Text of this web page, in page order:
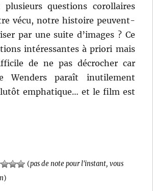
questions corollaires
vécu, notre histoire peuvent-
par une suite d’images ? Ce
intéressantes à priori mais
de ne pas décrocher car
Wenders paraît inutilement
emphatique… et le film est
(pas de note pour l'instant, vous
)